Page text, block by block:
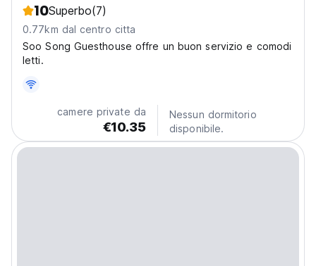
10Superbo(7)
0.77km dal centro citta
Soo Song Guesthouse offre un buon servizio e comodi
letti.
camere private da
€10.35
Nessun dormitorio
disponibile.